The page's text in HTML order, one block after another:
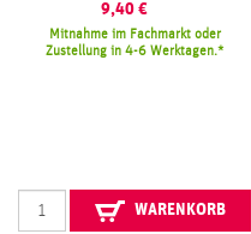
9,40 €
Mitnahme im Fachmarkt oder
Zustellung in 4-6 Werktagen.
WARENKORB